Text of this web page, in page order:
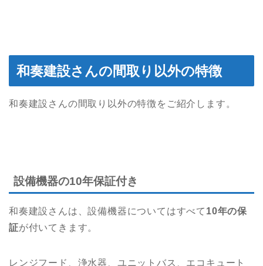
和奏建設さんの間取り以外の特徴
和奏建設さんの間取り以外の特徴をご紹介します。
設備機器の10年保証付き
和奏建設さんは、設備機器についてはすべて 10年の保
証が付いてきます。
レンジフード、浄水器、ユニットバス、エコキュート